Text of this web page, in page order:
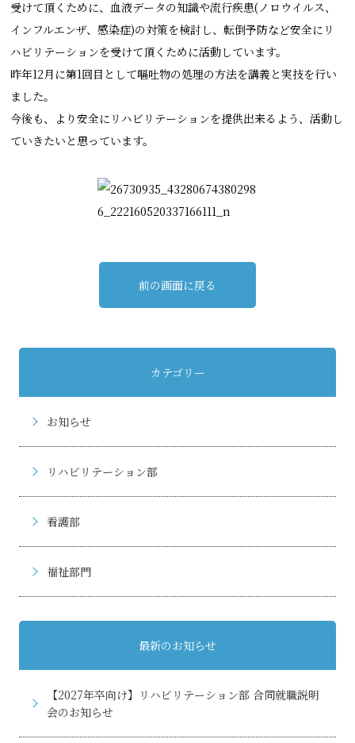
受けて頂くために、血液データの知識や流行疾患(ノロウイルス、
インフルエンザ、感染症)の対策を検討し、転倒予防など安全にリ
ハビリテーションを受けて頂くために活動しています。
昨年12月に第1回目として嘔吐物の処理の方法を講義と実技を行い
ました。
今後も、より安全にリハビリテーションを提供出来るよう、活動し
ていきたいと思っています。
前の画面に戻る
カテゴリー
お知らせ
リハビリテーション部
看護部
福祉部門
最新のお知らせ
【2027年卒向け】リハビリテーション部 合同就職説明
会のお知らせ